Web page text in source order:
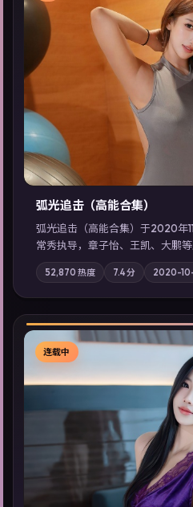
弧光追击（高能合集）
弧光追击（高能合集）于2020年
常秀执导，章子怡、王凯、大鹏
轴，科技与人性的边界在实验事
地域气质；站内亦可通过「国产
展检索同类型高分佳作，畅享高
52,870 热度 7.4分 2020-
连载中